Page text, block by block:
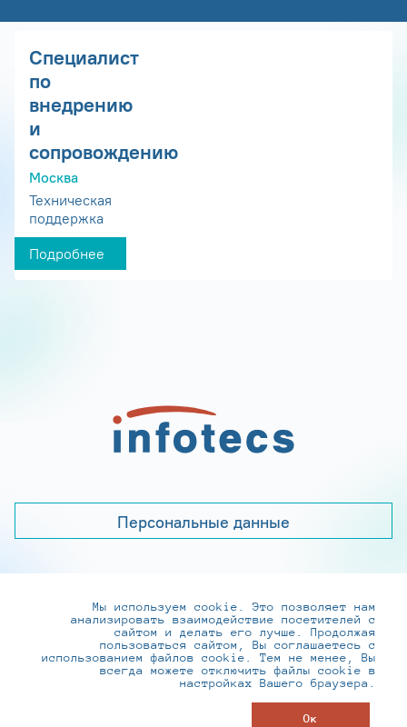
Специалист
по
внедрению
и
сопровождению
Москва
Техническая
поддержка
Подробнее
Персональные данные
+7 (495) 737-6192, 8-800-250-0-260
practice@infotecs.ru,hr@infotecs.ru
127273, г. Москва, Отрадная ул., 2Б строение 1
Мы используем cookie. Это позволяет нам
анализировать взаимодействие посетителей с
сайтом и делать его лучше. Продолжая
пользоваться сайтом, Вы соглашаетесь с
использованием файлов cookie. Тем не менее, Вы
всегда можете отключить файлы cookie в
настройках Вашего браузера.
Ок